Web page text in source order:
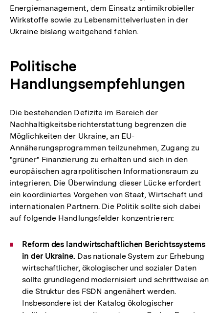
Energiemanagement, dem Einsatz antimikrobieller
Wirkstoffe sowie zu Lebensmittelverlusten in der
Ukraine bislang weitgehend fehlen.
Politische
Handlungsempfehlungen
Die bestehenden Defizite im Bereich der
Nachhaltigkeitsberichterstattung begrenzen die
Möglichkeiten der Ukraine, an EU-
Annäherungsprogrammen teilzunehmen, Zugang zu
"grüner" Finanzierung zu erhalten und sich in den
europäischen agrarpolitischen Informationsraum zu
integrieren. Die Überwindung dieser Lücke erfordert
ein koordiniertes Vorgehen von Staat, Wirtschaft und
internationalen Partnern. Die Politik sollte sich dabei
auf folgende Handlungsfelder konzentrieren:
Reform des landwirtschaftlichen Berichtssystems
in der Ukraine. Das nationale System zur Erhebung
wirtschaftlicher, ökologischer und sozialer Daten
sollte grundlegend modernisiert und schrittweise an
die Struktur des FSDN angenähert werden.
Insbesondere ist der Katalog ökologischer